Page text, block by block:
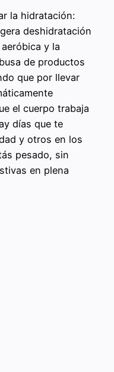
la hidratación:
deshidratación
y la
de productos
que por llevar
el cuerpo trabaja
días que te
y otros en los
pesado, sin
en plena